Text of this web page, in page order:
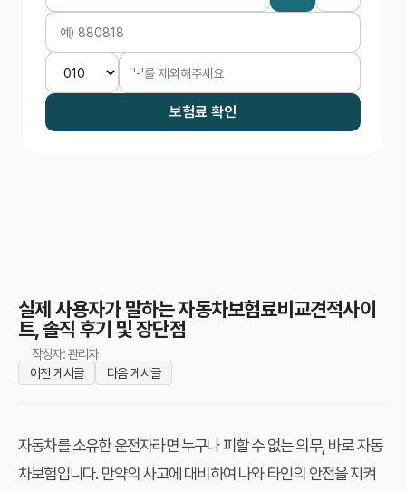
보험료 확인
실제 사용자가 말하는 자동차보험료비교견적사이
트, 솔직 후기 및 장단점
작성자: 관리자
이전 게시글
다음 게시글
자동차를 소유한 운전자라면 누구나 피할 수 없는 의무, 바로 자동
차보험입니다. 만약의 사고에 대비하여 나와 타인의 안전을 지켜